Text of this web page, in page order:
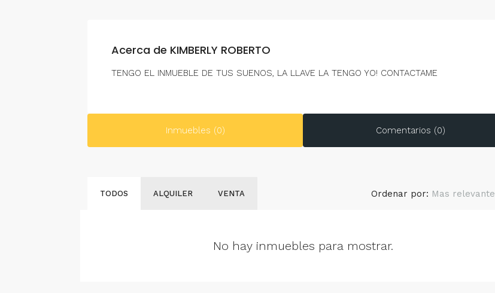
Acerca de KIMBERLY ROBERTO
TENGO EL INMUEBLE DE TUS SUENOS, LA LLAVE LA TENGO YO! CONTACTAME
Inmuebles (0) Comentarios (0)
TODOS ALQUILER VENTA Ordenar por: Mas relevante
No hay inmuebles para mostrar.